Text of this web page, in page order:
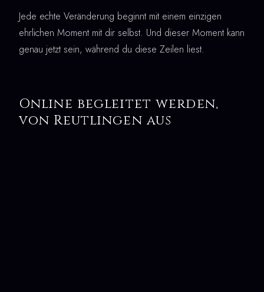
Jede echte Veränderung beginnt mit einem einzigen
ehrlichen Moment mit dir selbst. Und dieser Moment kann
genau jetzt sein, während du diese Zeilen liest.
Online begleitet werden,
von Reutlingen aus